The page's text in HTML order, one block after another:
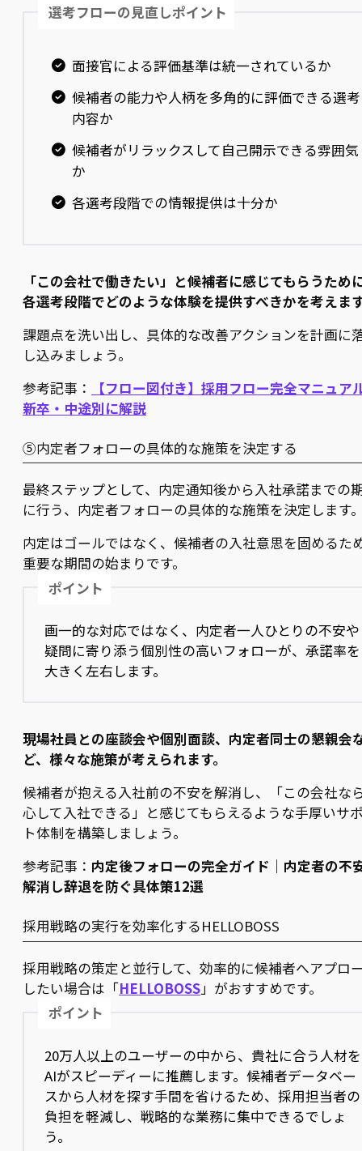
選考フローの見直しポイント
面接官による評価基準は統一されているか
候補者の能力や人柄を多角的に評価できる選考
内容か
候補者がリラックスして自己開示できる雰囲気
か
各選考段階での情報提供は十分か
「この会社で働きたい」と候補者に感じてもらうため
各選考段階でどのような体験を提供すべきかを考えま
課題点を洗い出し、具体的な改善アクションを計画に
し込みましょう。
参考記事：
【フロー図付き】採用フロー完全マニュア
新卒・中途別に解説
⑤内定者フォローの具体的な施策を決定する
最終ステップとして、内定通知後から入社承諾までの
に行う、内定者フォローの具体的な施策を決定します
内定はゴールではなく、候補者の入社意思を固めるた
重要な期間の始まりです。
ポイント
画一的な対応ではなく、内定者一人ひとりの不安や
疑問に寄り添う個別性の高いフォローが、承諾率を
大きく左右します。
現場社員との座談会や個別面談、内定者同士の懇親会
ど、様々な施策が考えられます。
候補者が抱える入社前の不安を解消し、「この会社な
心して入社できる」と感じてもらえるような手厚いサ
ト体制を構築しましょう。
参考記事： 内定後フォローの完全ガイド｜内定者の不
解消し辞退を防ぐ具体策12選
採用戦略の実行を効率化するHELLOBOSS
採用戦略の策定と並行して、効率的に候補者へアプロ
したい場合は「HELLOBOSS」がおすすめです。
ポイント
20万人以上のユーザーの中から、貴社に合う人材を
AIがスピーディーに推薦します。候補者データベー
スから人材を探す手間を省けるため、採用担当者の
負担を軽減し、戦略的な業務に集中できるでしょ
う。